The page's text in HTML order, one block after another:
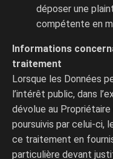
déposer une
compétente en
Informations
traitement
Lorsque les Données
l’intérêt public, dans
dévolue au
poursuivis par celui-ci,
ce traitement en
particulière devant